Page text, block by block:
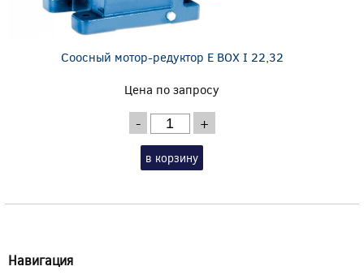
Соосный мотор-редуктор E BOX I 22,32
Цена по запросу
- +
в корзину
Навигация